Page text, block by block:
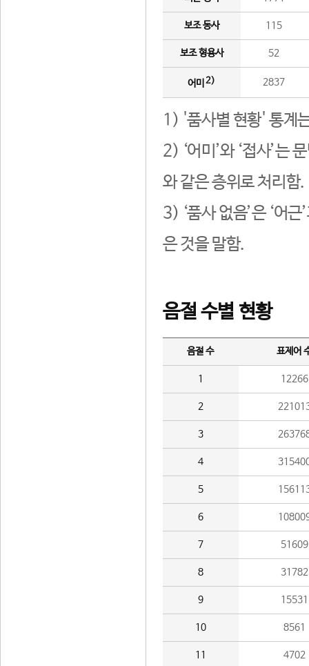
보조 동사 115
보조 형용사 52
어미 2) 2837
1) '품사별 현황' 통계
2) ‘어미’와 ‘접사’는
와 같은 층위로 처리함.
3) ‘품사 없음’은 ‘어
은 것을 말함.
음절 수별 현황
음절 수 표제어
1 12266
2
3
4
5
6
7 51609
8 31782
9 15531
10 8561
11 4702